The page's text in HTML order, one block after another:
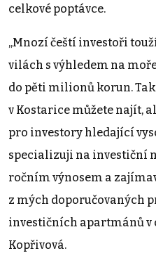
celkové poptávce.
„Mnozí čeští investoři
vilách s výhledem na
do pěti milionů korun.
v Kostarice můžete najít,
pro investory hledající
specializuji na investiční
ročním výnosem a
z mých doporučovaných
investičních apartmánů v
Kopřivová.